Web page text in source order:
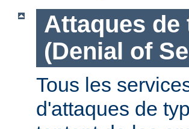
Attaques
(Denial of
Tous les
d'attaques de